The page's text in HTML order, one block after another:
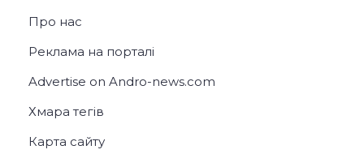
Про нас
Реклама на порталі
Advertise on Andro-news.com
Хмара тегів
Карта сайту